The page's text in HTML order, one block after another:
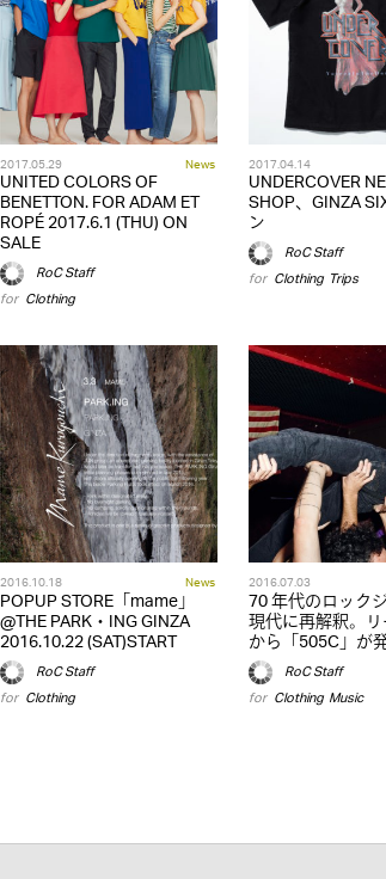
2017.05.29 News
UNITED COLORS OF
BENETTON. FOR ADAM ET
ROPÉ 2017.6.1 (THU) ON
SALE
RoC Staff
for Clothing
2017.04.14
UNDERCOVER
SHOP、GINZA
ン
RoC Staff
for Clothing, Trips
2016.10.18 News
POPUP STORE「mame」
@THE PARK・ING GINZA
2016.10.22 (SAT)START
RoC Staff
for Clothing
2016.07.03
70 年代のロック
現代に再解釈。
から「505C」が
RoC Staff
for Clothing,Music